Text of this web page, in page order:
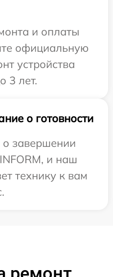
и оплаты
официальную
устройства
3 лет.
о готовности
завершении
и наш
технику к вам